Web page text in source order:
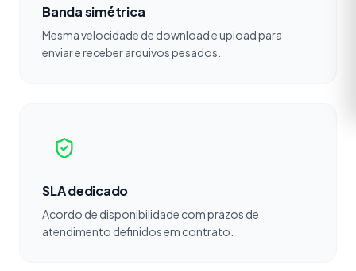
Banda simétrica
Mesma velocidade de download e upload para
enviar e receber arquivos pesados.
SLA dedicado
Acordo de disponibilidade com prazos de
atendimento definidos em contrato.